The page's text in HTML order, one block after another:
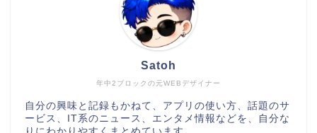
年中2ブロックの元WEBデザイナー
Satoh
自分の興味と記録もかねて、アプリの使い方、話題のサ
ービス、IT系のニュース、エンタメ情報などを、自分な